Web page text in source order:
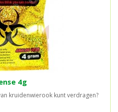
4g
kruidenwierook kunt verdragen?